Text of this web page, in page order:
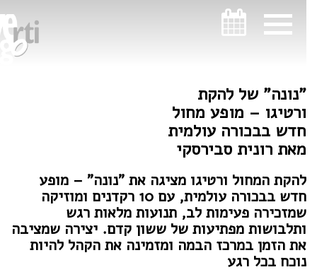
"נונה" של להקת
ורטיגו – מופע מחול
חדש בבכורה עולמית
מאת רונית סבירסקי
להקת המחול ורטיגו מציגה את "נונה" – מופע
חדש בבכורה עולמית, עם 10 רקדנים ומוזיקה
שמזכירה פעימות לב, תנועות מלאות רגש
ותלבושות מפתיעות של ששון קדם. יצירה שמציבה
את הזמן במרכז הבמה ומזמינה את הקהל להיות
נוכח בכל רגע